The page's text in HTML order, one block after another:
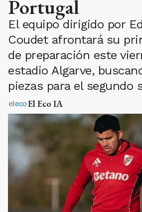
Portugal
El equipo dirigido por
Coudet afrontará su
de preparación este
estadio Algarve,
piezas para el segundo
El Eco IA